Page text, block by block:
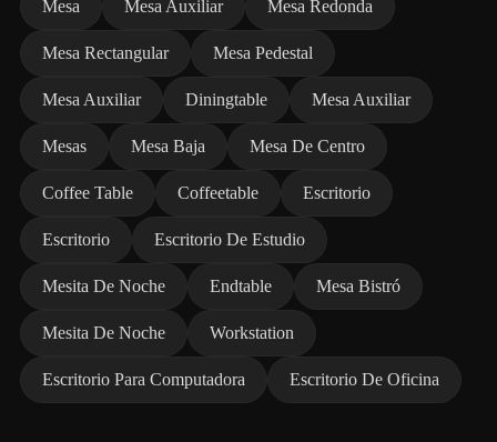
Mesa Mesa Auxiliar Mesa Redonda
Mesa Rectangular Mesa Pedestal
Mesa Auxiliar Diningtable Mesa Auxiliar
Mesas Mesa Baja Mesa De Centro
Coffee Table Coffeetable Escritorio
Escritorio Escritorio De Estudio
Mesita De Noche Endtable Mesa Bistró
Mesita De Noche Workstation
Escritorio Para Computadora Escritorio De Oficina